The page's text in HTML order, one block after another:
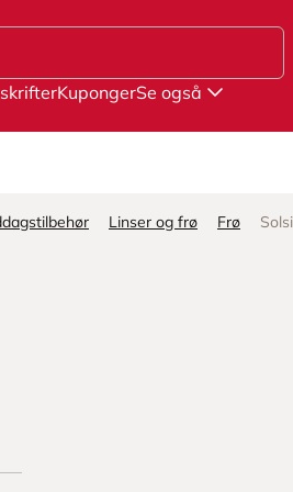
KupongerSe også
Linser og frø Frø